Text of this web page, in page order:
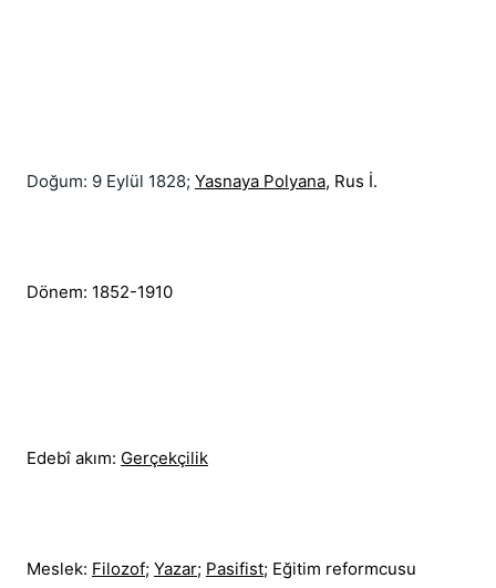
Doğum: 9 Eylül 1828; Yasnaya Polyana‎, Rus İ. ‎‎
Dönem: 1852-1910
Edebî akım: Gerçekçilik
Meslek: Filozof; ‎ Yazar‎; ‎ Pasifist‎; Eğitim reformcu‎su